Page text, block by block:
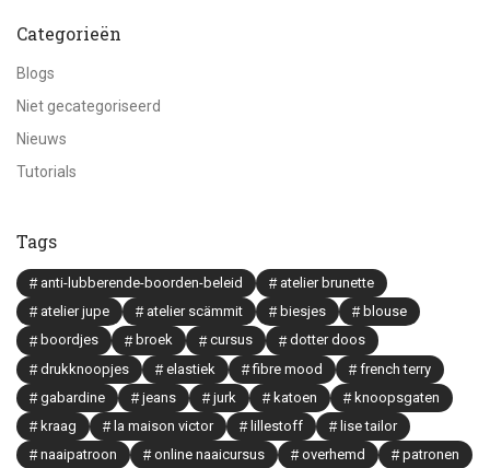
Categorieën
Blogs
Niet gecategoriseerd
Nieuws
Tutorials
Tags
anti-lubberende-boorden-beleid
atelier brunette
atelier jupe
atelier scämmit biesjes
blouse
boordjes
broek cursus
dotter doos
drukknoopjes
elastiek fibre mood
french terry
gabardine
jeans jurk katoen
knoopsgaten
kraag
la maison victor lillestoff
lise tailor
naaipatroon
online naaicursus overhemd
patronen